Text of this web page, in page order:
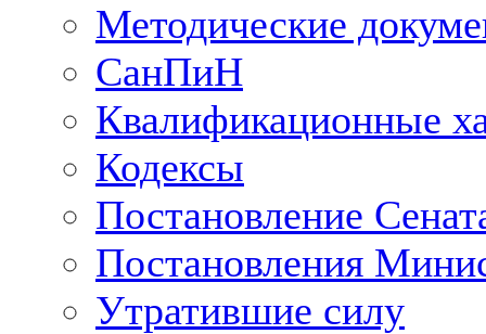
Методические
СанПиН
Квалификационные
Кодексы
Постановление
Постановления
Утратившие силу